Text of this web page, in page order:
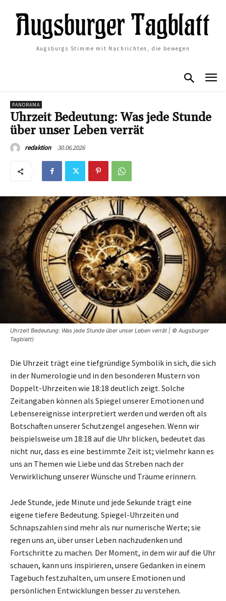
Augsburgs Stimme mit Nachrichten, die bewegen
PANORAMA
Uhrzeit Bedeutung: Was jede Stunde
über unser Leben verrät
redaktion 30.06.2026
Uhrzeit Bedeutung: Was jede Stunde über unser Leben verrät | © Augsburger
Tagblatt)
Die Uhrzeit trägt eine tiefgründige Symbolik in sich, die sich
in der Numerologie und in den besonderen Mustern von
Doppelt-Uhrzeiten wie 18:18 deutlich zeigt. Solche
Zeitangaben können als Spiegel unserer Emotionen und
Lebensereignisse interpretiert werden und werden oft als
Botschaften unserer Schutzengel angesehen. Wenn wir
beispielsweise um 18:18 auf die Uhr blicken, bedeutet das
nicht nur, dass es eine bestimmte Zeit ist; vielmehr kann es
uns an Themen wie Liebe und das Streben nach der
Verwirklichung unserer Wünsche und Träume erinnern.
Jede Stunde, jede Minute und jede Sekunde trägt eine
eigene tiefere Bedeutung. Spiegel-Uhrzeiten und
Schnapszahlen sind mehr als nur numerische Werte; sie
regen uns an, über unser Leben nachzudenken und
Fortschritte zu machen. Der Moment, in dem wir auf die Uhr
schauen, kann uns inspirieren, unsere Gedanken in einem
Tagebuch festzuhalten, um unsere Emotionen und
persönlichen Entwicklungen besser zu verstehen.